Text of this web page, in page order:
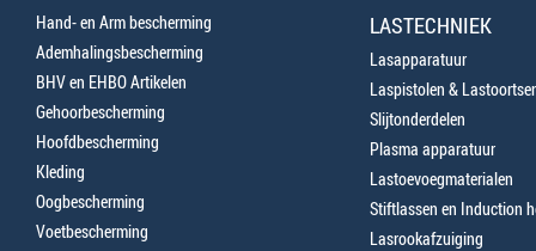
Hand- en Arm bescherming
Ademhalingsbescherming
BHV en EHBO Artikelen
Gehoorbescherming
Hoofdbescherming
Kleding
Oogbescherming
Voetbescherming
LASTECHNIEK
Lasapparatuur
Laspistolen &
Slijtonderdelen
Plasma apparatuur
Lastoevoegmaterialen
Stiftlassen en Induction
Lasrookafzuiging